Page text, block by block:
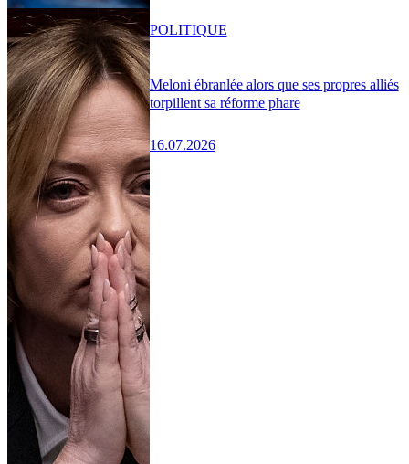
Meloni ébranlée alors que ses propres alliés
torpillent sa réforme phare
16.07.2026
POLITIQUE